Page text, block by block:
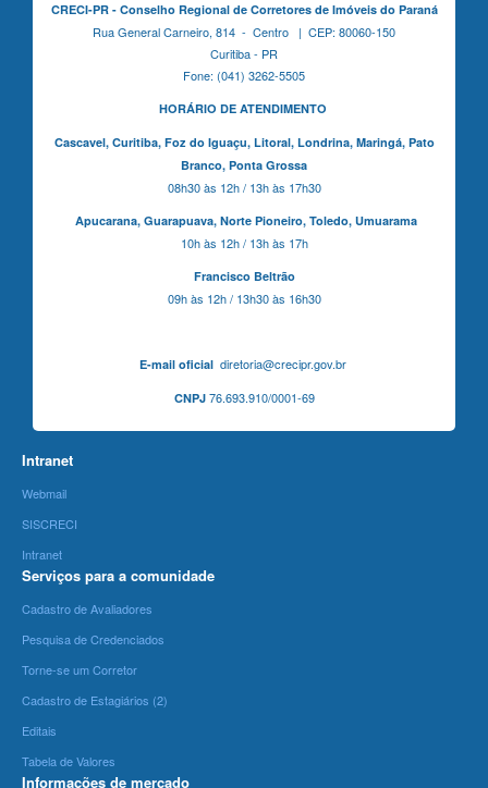
CRECI-PR - Conselho Regional de Corretores de Imóveis do Paraná
Rua General Carneiro, 814 - Centro | CEP: 80060-150
Curitiba - PR
Fone: (041) 3262-5505
HORÁRIO DE ATENDIMENTO
Cascavel, Curitiba,Foz do Iguaçu, Litoral, Londrina, Maringá, Pato
Branco, Ponta Grossa
08h30 às 12h / 13h às 17h30
Apucarana, Guarapuava, Norte Pioneiro, Toledo, Umuarama
10h às 12h / 13h às 17h
Francisco Beltrão
09h às 12h / 13h30 às 16h30
E-mail oficialdiretoria@crecipr.gov.br
CNPJ76.693.910/0001-69
Intranet
Webmail
SISCRECI
Intranet
Serviços para a comunidade
Cadastro de Avaliadores
Pesquisa de Credenciados
Torne-se um Corretor
Cadastro de Estagiários (2)
Editais
Tabela de Valores
Informações de mercado